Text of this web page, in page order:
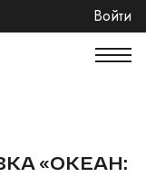
Войти
«ОКЕАН: